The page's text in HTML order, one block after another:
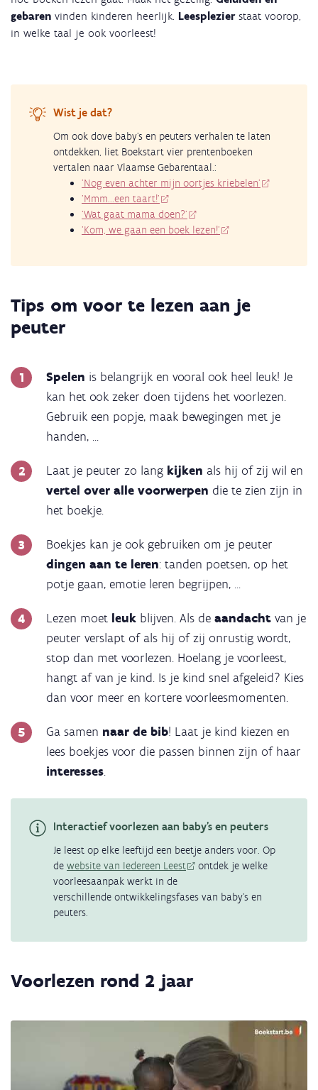
gebaren vinden kinderen heerlijk. Leesplezier staat voorop,
in welke taal je ook voorleest!
Wist je dat?
Om ook dove baby’s en peuters verhalen te laten
ontdekken, liet Boekstart vier prentenboeken
vertalen naar Vlaamse Gebarentaal.:
'Nog even achter mijn oortjes kriebelen'
'Mmm...een taart!'
'Wat gaat mama doen?'
'Kom, we gaan een boek lezen!'
Tips om voor te lezen aan je
peuter
Spelen is belangrijk en vooral ook heel leuk! Je
kan het ook zeker doen tijdens het voorlezen.
Gebruik een popje, maak bewegingen met je
handen, ...
Laat je peuter zo lang kijken als hij of zij wil en
vertel over alle voorwerpen die te zien zijn in
het boekje.
Boekjes kan je ook gebruiken om je peuter
dingen aan te leren: tanden poetsen, op het
potje gaan, emotie leren begrijpen, ...
Lezen moet leuk blijven. Als de aandacht van je
peuter verslapt of als hij of zij onrustig wordt,
stop dan met voorlezen. Hoelang je voorleest,
hangt af van je kind. Is je kind snel afgeleid? Kies
dan voor meer en kortere voorleesmomenten.
Ga samen naar de bib! Laat je kind kiezen en
lees boekjes voor die passen binnen zijn of haar
interesses.
Interactief voorlezen aan baby's en peuters
Je leest op elke leeftijd een beetje anders voor. Op
de website van Iedereen Leest
ontdek je welke
voorleesaanpak werkt in de
verschillende ontwikkelingsfases van baby's en
peuters.
Voorlezen rond 2 jaar